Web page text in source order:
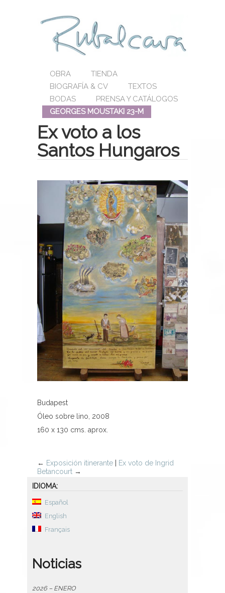
OBRA
TIENDA
BIOGRAFÍA & CV
TEXTOS
BODAS
PRENSA Y CATÁLOGOS
GEORGES MOUSTAKI 23-M
Ex voto a los
Santos Hungaros
Budapest
Óleo sobre lino, 2008
160 x 130 cms. aprox.
← Exposición itinerante
Ex voto de Ingrid
Betancourt →
IDIOMA:
Español
English
Français
Noticias
2026 – ENERO